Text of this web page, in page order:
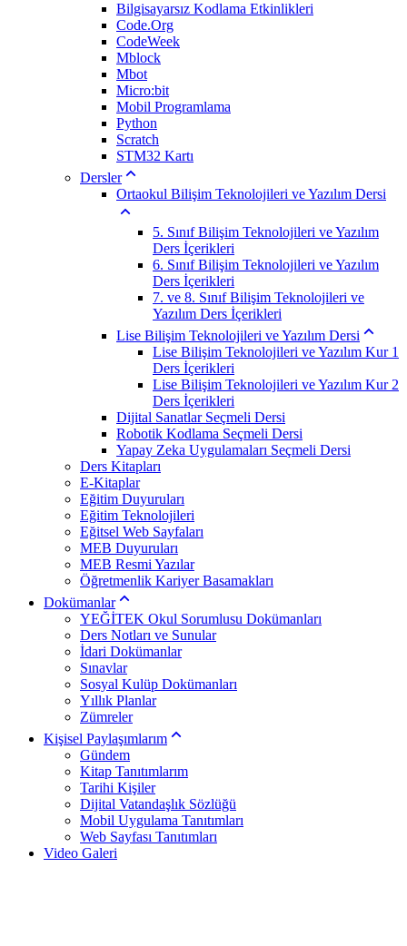
Bilgisayarsız Kodlama Etkinlikleri
Code.Org
CodeWeek
Mblock
Mbot
Micro:bit
Mobil Programlama
Python
Scratch
STM32 Kartı
Dersler
Ortaokul Bilişim Teknolojileri ve Yazılım Dersi
5. Sınıf Bilişim Teknolojileri ve Yazılım
Ders İçerikleri
6. Sınıf Bilişim Teknolojileri ve Yazılım
Ders İçerikleri
7. ve 8. Sınıf Bilişim Teknolojileri ve
Yazılım Ders İçerikleri
Lise Bilişim Teknolojileri ve Yazılım Dersi
Lise Bilişim Teknolojileri ve Yazılım Kur 1
Ders İçerikleri
Lise Bilişim Teknolojileri ve Yazılım Kur 2
Ders İçerikleri
Dijital Sanatlar Seçmeli Dersi
Robotik Kodlama Seçmeli Dersi
Yapay Zeka Uygulamaları Seçmeli Dersi
Ders Kitapları
E-Kitaplar
Eğitim Duyuruları
Eğitim Teknolojileri
Eğitsel Web Sayfaları
MEB Duyuruları
MEB Resmi Yazılar
Öğretmenlik Kariyer Basamakları
Dokümanlar
YEĞİTEK Okul Sorumlusu Dokümanları
Ders Notları ve Sunular
İdari Dokümanlar
Sınavlar
Sosyal Kulüp Dokümanları
Yıllık Planlar
Zümreler
Kişisel Paylaşımlarım
Gündem
Kitap Tanıtımlarım
Tarihi Kişiler
Dijital Vatandaşlık Sözlüğü
Mobil Uygulama Tanıtımları
Web Sayfası Tanıtımları
Video Galeri